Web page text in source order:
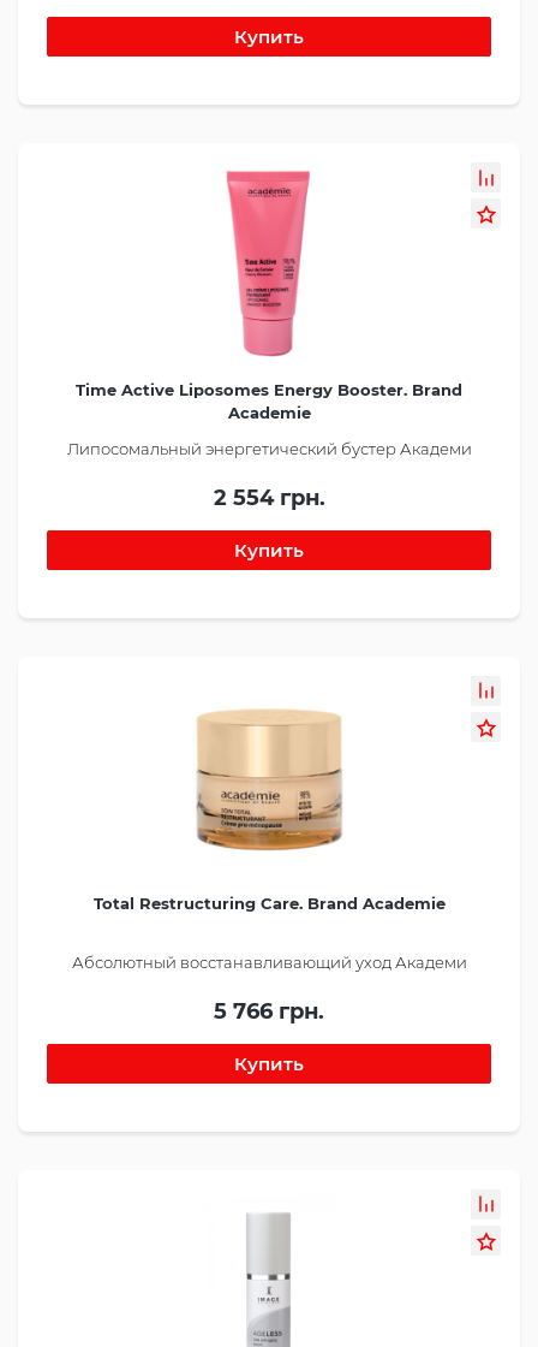
Time Active Liposomes Energy Booster. Brand
Academie
Липосомальный энергетический бустер Академи
2 554 грн.
Total Restructuring Care. Brand Academie
Абсолютный восстанавливающий уход Академи
5 766 грн.